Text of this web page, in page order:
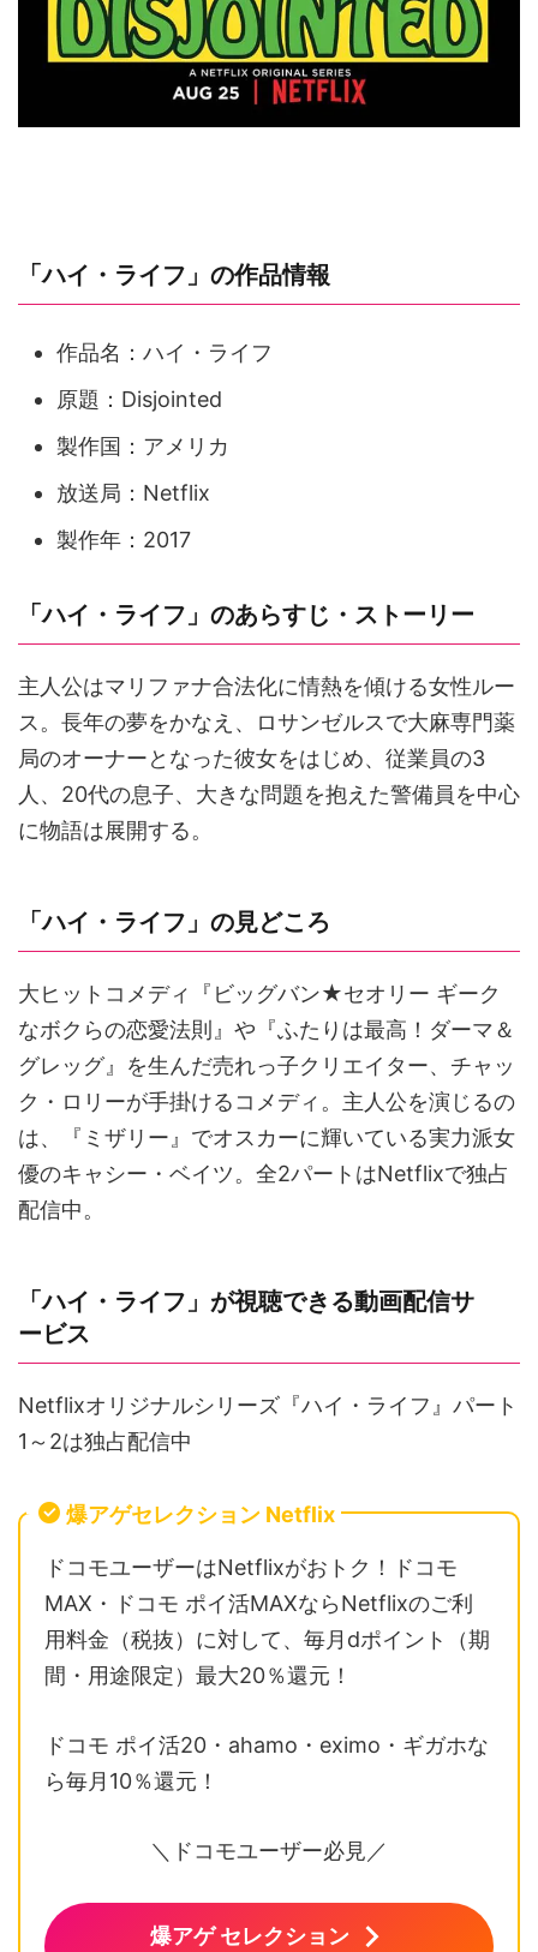
「ハイ・ライフ」の作品情報
作品名：ハイ・ライフ
原題：Disjointed
製作国：アメリカ
放送局：Netflix
製作年：2017
「ハイ・ライフ」のあらすじ・ストーリー
主人公はマリファナ合法化に情熱を傾ける女性ルー
ス。長年の夢をかなえ、ロサンゼルスで大麻専門薬
局のオーナーとなった彼女をはじめ、従業員の3
人、20代の息子、大きな問題を抱えた警備員を中心
に物語は展開する。
「ハイ・ライフ」の見どころ
大ヒットコメディ『ビッグバン★セオリー ギーク
なボクらの恋愛法則』や『ふたりは最高！ダーマ＆
グレッグ』を生んだ売れっ子クリエイター、チャッ
ク・ロリーが手掛けるコメディ。主人公を演じるの
は、『ミザリー』でオスカーに輝いている実力派女
優のキャシー・ベイツ。全2パートはNetflixで独占
配信中。
「ハイ・ライフ」が視聴できる動画配信サ
ービス
Netflixオリジナルシリーズ『ハイ・ライフ』パート
1～2は独占配信中
爆アゲセレクション Netflix
ドコモユーザーはNetflixがおトク！ドコモ
MAX・ドコモ ポイ活MAXならNetflixのご利
用料金（税抜）に対して、毎月dポイント（期
間・用途限定）最大20％還元！
ドコモ ポイ活20・ahamo・eximo・ギガホな
ら毎月10％還元！
＼ドコモユーザー必見／
爆アゲ セレクション